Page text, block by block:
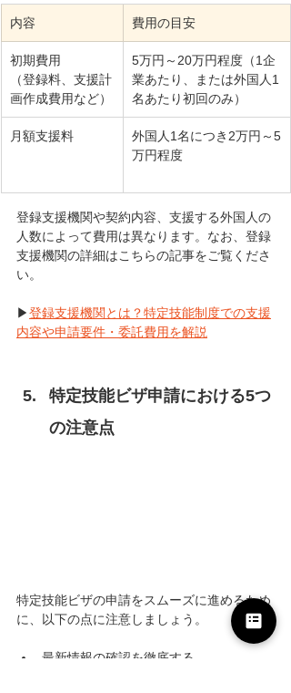
内容 費用の目安
初期費用
（登録料、支援計
画作成費用など）
5万円～20万円程度（1企
業あたり、または外国人1
名あたり初回のみ）
月額支援料
外国人1名につき2万円～5
万円程度
登録支援機関や契約内容、支援する外国人の
人数によって費用は異なります。なお、登録
支援機関の詳細はこちらの記事をご覧くださ
い。
▶登録支援機関とは？特定技能制度での支援
内容や申請要件・委託費用を解説
特定技能ビザ申請における5つ
の注意点
特定技能ビザの申請をスムーズに進めるため
に、以下の点に注意しましょう。
最新情報の確認を徹底する